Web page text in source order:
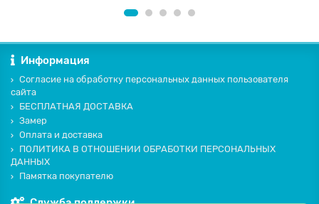
Информация
Согласие на обработку персональных данных пользователя
сайта
БЕСПЛАТНАЯ ДОСТАВКА
Замер
Оплата и доставка
ПОЛИТИКА В ОТНОШЕНИИ ОБРАБОТКИ ПЕРСОНАЛЬНЫХ
ДАННЫХ
Памятка покупателю